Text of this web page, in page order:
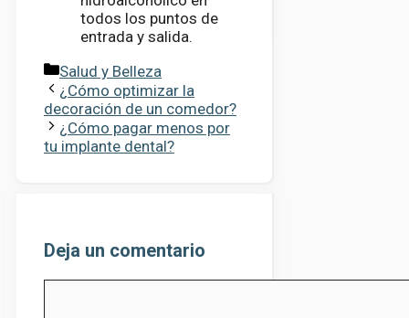
todos los puntos de
entrada y salida.
Categorías
Salud y Belleza
¿Cómo optimizar la
decoración de un comedor?
¿Cómo pagar menos por
tu implante dental?
Deja un comentario